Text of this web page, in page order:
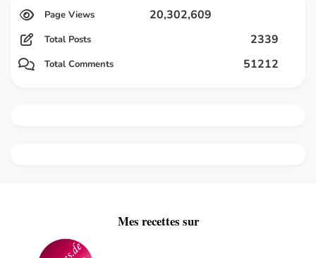
20,302,609
Total Posts 2339
Total Comments 51212
Mes recettes sur